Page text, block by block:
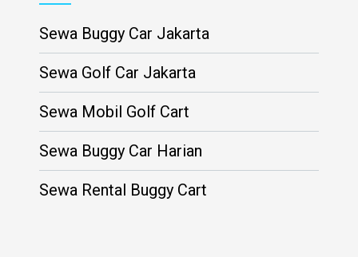
Sewa Buggy Car Jakarta
Sewa Golf Car Jakarta
Sewa Mobil Golf Cart
Sewa Buggy Car Harian
Sewa Rental Buggy Cart